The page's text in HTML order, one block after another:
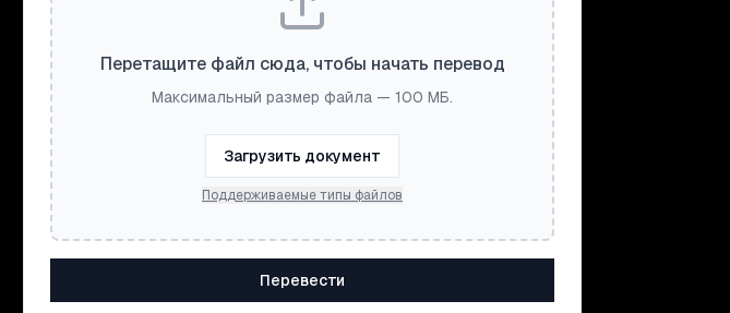
Перетащите файл сюда, чтобы начать перевод
Максимальный размер файла — 100 МБ.
Загрузить документ
Поддерживаемые типы файлов
Перевести